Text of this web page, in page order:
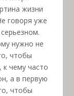
жизни
говоря уже
нужно не
чтобы
чему часто
а в первую
чтобы